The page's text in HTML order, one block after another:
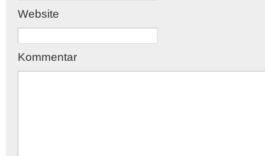
Website
Kommentar